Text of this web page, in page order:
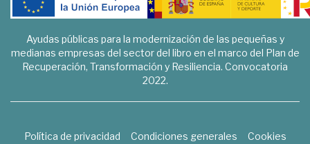
Ayudas públicas para la modernización de las pequeñas y
medianas empresas del sector del libro en el marco del Plan de
Recuperación, Transformación y Resiliencia. Convocatoria
2022.
Política de privacidad Condiciones generales
Cookies